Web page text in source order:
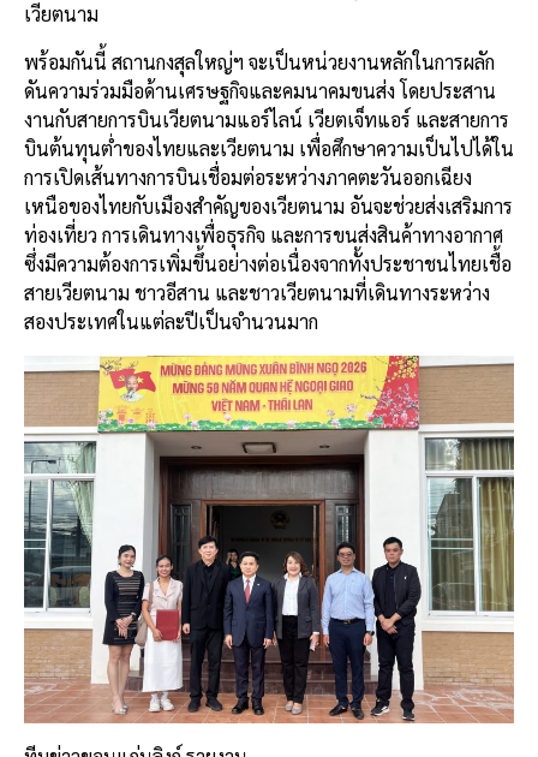
เวียตนาม
พร้อมกันนี้ สถานกงสุลใหญ่ฯ จะเป็นหน่วยงานหลักในการผลัก
ดันความร่วมมือด้านเศรษฐกิจและคมนาคมขนส่ง โดยประสาน
งานกับสายการบินเวียตนามแอร์ไลน์ เวียตเจ็ทแอร์ และสายการ
บินต้นทุนต่ำของไทยและเวียตนาม เพื่อศึกษาความเป็นไปได้ใน
การเปิดเส้นทางการบินเชื่อมต่อระหว่างภาคตะวันออกเฉียง
เหนือของไทยกับเมืองสำคัญของเวียตนาม อันจะช่วยส่งเสริมการ
ท่องเที่ยว การเดินทางเพื่อธุรกิจ และการขนส่งสินค้าทางอากาศ
ซึ่งมีความต้องการเพิ่มขึ้นอย่างต่อเนื่องจากทั้งประชาชนไทยเชื้อ
สายเวียตนาม ชาวอีสาน และชาวเวียตนามที่เดินทางระหว่าง
สองประเทศในแต่ละปีเป็นจำนวนมาก